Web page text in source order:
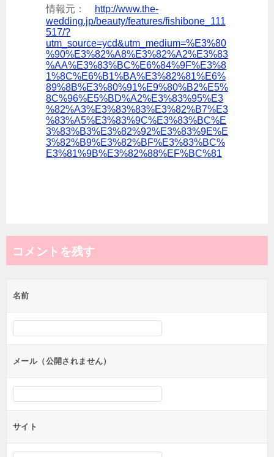
情報元：
http://www.the-
wedding.jp/beauty/features/fishibone_111
517/?
utm_source=ycd&utm_medium=%E3%80
%90%E3%82%A8%E3%82%A2%E3%83
%AA%E3%83%BC%E6%84%9F%E3%8
1%8C%E6%B1%BA%E3%82%81%E6%
89%8B%E3%80%91%E9%80%B2%E5%
8C%96%E5%BD%A2%E3%83%95%E3
%82%A3%E3%83%83%E3%82%B7%E3
%83%A5%E3%83%9C%E3%83%BC%E
3%83%B3%E3%82%92%E3%83%9E%E
3%82%B9%E3%82%BF%E3%83%BC%
E3%81%9B%E3%82%88%EF%BC%81
コメントを残す
名前
メール（公開されません）
サイト